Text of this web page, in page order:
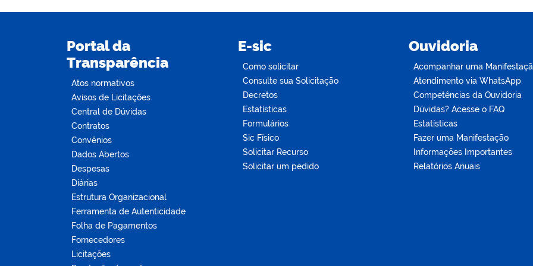
Portal da
Transparência
Atos normativos
Avisos de Licitações
Central de Dúvidas
Contratos
Convênios
Dados Abertos
Despesas
Diárias
Estrutura Organizacional
Ferramenta de Autenticidade
Folha de Pagamentos
Fornecedores
Licitações
E-sic
Como solicitar
Consulte sua Solicitação
Decretos
Estatísticas
Formulários
Sic Físico
Solicitar Recurso
Solicitar um pedido
Ouvidoria
Acompanhar uma
Atendimento via WhatsApp
Competências da Ouvidoria
Dúvidas? Acesse o FAQ
Estatísticas
Fazer uma Manifestação
Informações Importantes
Relatórios Anuais